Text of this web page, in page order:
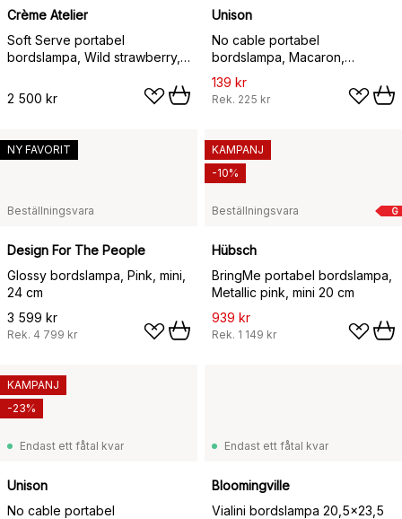
Crème Atelier
Soft Serve portabel
bordslampa, Wild strawberry,
2 500 kr
Unison
No cable portabel
bordslampa, Macaron,
Ø11x16,3 cm
139 kr
Rek. 225 kr
Beställningsvara
Design For The People
Glossy bordslampa, Pink, mini,
24 cm
3 599 kr
Rek. 4 799 kr
NY FAVORIT
G
Beställningsvara
Hübsch
BringMe portabel bordslampa,
Metallic pink, mini 20 cm
939 kr
Rek. 1 149 kr
KAMPANJ
-10%
Endast ett fåtal kvar
Unison
No cable portabel
KAMPANJ
-23%
Endast ett fåtal kvar
Bloomingville
Vialini bordslampa 20,5x23,5